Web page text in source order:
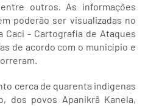
outros. As informações
poderão ser visualizadas no
Caci - Cartografia de Ataques
de acordo com o município e
cerca de quarenta indígenas
dos povos Apanikrã Kanela,